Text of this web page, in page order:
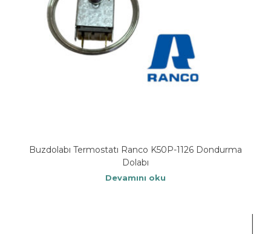
Buzdolabı Termostatı Ranco K50P-1126 Dondurma
Dolabı
Devamını oku